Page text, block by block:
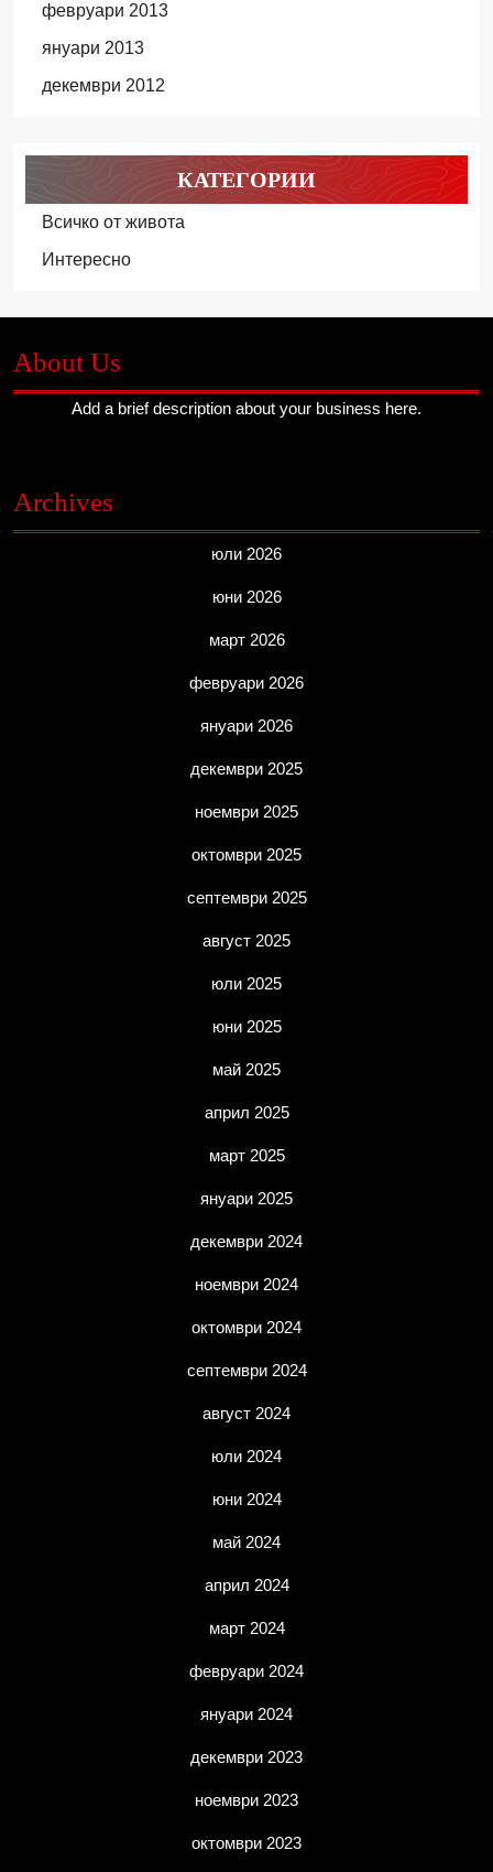
февруари 2013
януари 2013
декември 2012
КАТЕГОРИИ
Всичко от живота
Интересно
About Us
Add a brief description about your business here.
Archives
юли 2026
юни 2026
март 2026
февруари 2026
януари 2026
декември 2025
ноември 2025
октомври 2025
септември 2025
август 2025
юли 2025
юни 2025
май 2025
април 2025
март 2025
януари 2025
декември 2024
ноември 2024
октомври 2024
септември 2024
август 2024
юли 2024
юни 2024
май 2024
април 2024
март 2024
февруари 2024
януари 2024
декември 2023
ноември 2023
октомври 2023